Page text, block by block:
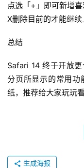
点选「+」即可新增
X删除目前的才能继续
总结
Safari 14 终于开放
分页所显示的常用功
纸，推荐给大家玩玩看
生成海报